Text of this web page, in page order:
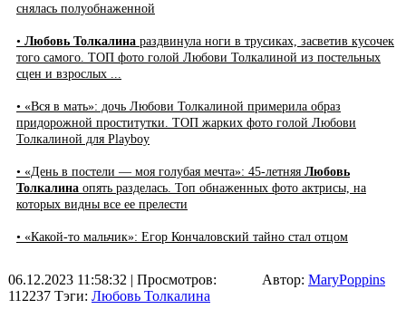
снялась полуобнаженной
• Любовь Толкалина раздвинула ноги в трусиках, засветив кусочек
того самого. ТОП фото голой Любови Толкалиной из постельных
сцен и взрослых ...
• «Вся в мать»: дочь Любови Толкалиной примерила образ
придорожной проститутки. ТОП жарких фото голой Любови
Толкалиной для Playboy
• «День в постели — моя голубая мечта»: 45-летняя Любовь
Толкалина опять разделась. Топ обнаженных фото актрисы, на
которых видны все ее прелести
• «Какой-то мальчик»: Егор Кончаловский тайно стал отцом
06.12.2023 11:58:32 | Просмотров:
112237 Тэги: Любовь Толкалина
Автор: MaryPoppins